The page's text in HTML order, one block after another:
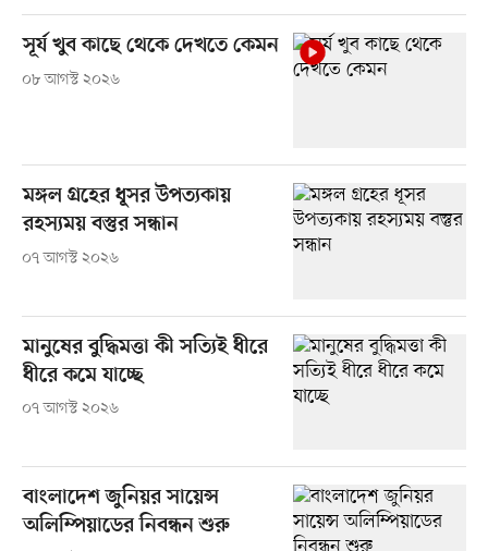
সূর্য খুব কাছে থেকে দেখতে কেমন
০৮ আগস্ট ২০২৬
মঙ্গল গ্রহের ধূসর উপত্যকায়
রহস্যময় বস্তুর সন্ধান
০৭ আগস্ট ২০২৬
মানুষের বুদ্ধিমত্তা কী সত্যিই ধীরে
ধীরে কমে যাচ্ছে
০৭ আগস্ট ২০২৬
বাংলাদেশ জুনিয়র সায়েন্স
অলিম্পিয়াডের নিবন্ধন শুরু